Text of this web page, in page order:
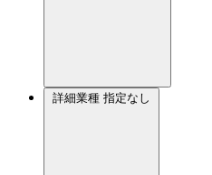
詳細業種 指定なし